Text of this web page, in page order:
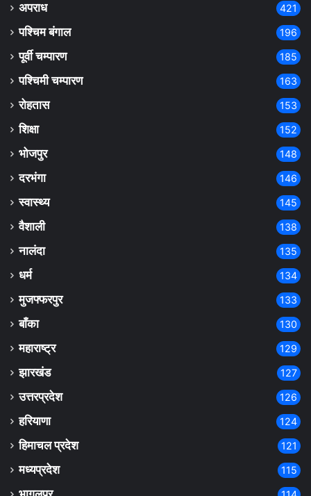
अपराध 421
पश्चिम बंगाल 196
पूर्वी चम्पारण 185
पश्चिमी चम्पारण 163
रोहतास 153
शिक्षा 152
भोजपुर 148
दरभंगा 146
स्वास्थ्य 145
वैशाली 138
नालंदा 135
धर्म 134
मुजफ्फरपुर 133
बाँका 130
महाराष्ट्र 129
झारखंड 127
उत्तरप्रदेश 126
हरियाणा 124
हिमाचल प्रदेश 121
मध्यप्रदेश 115